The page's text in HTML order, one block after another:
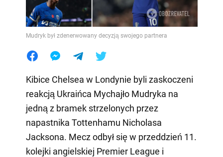
Mudryk był zdenerwowany decyzją swojego partnera
Kibice Chelsea w Londynie byli zaskoczeni
reakcją Ukraińca Mychajło Mudryka na
jedną z bramek strzelonych przez
napastnika Tottenhamu Nicholasa
Jacksona. Mecz odbył się w przeddzień 11.
kolejki angielskiej Premier League i